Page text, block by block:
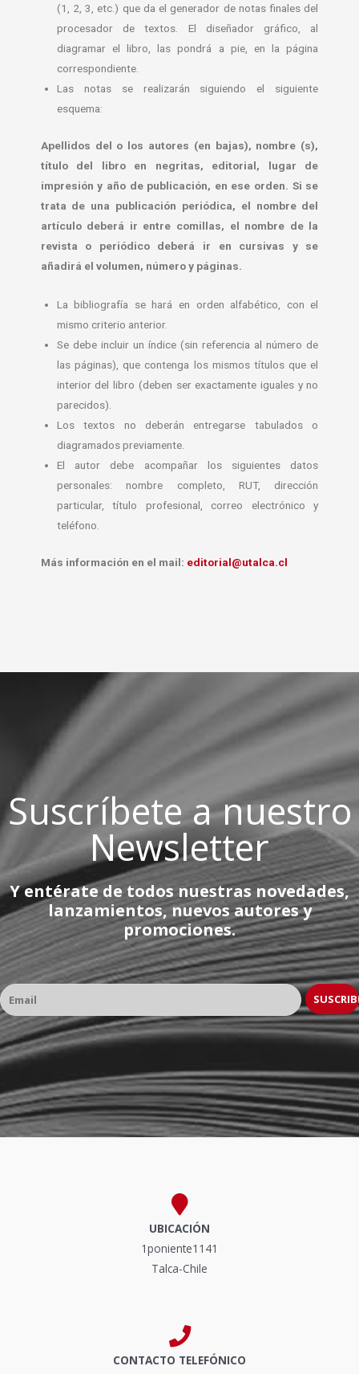
(1, 2, 3, etc.) que da el generador de notas finales del
procesador de textos. El diseñador gráfico, al
diagramar el libro, las pondrá a pie, en la página
correspondiente.
Las notas se realizarán siguiendo el siguiente
esquema:
Apellidos del o los autores (en bajas), nombre (s),
título del libro en negritas, editorial, lugar de
impresión y año de publicación, en ese orden. Si se
trata de una publicación periódica, el nombre del
artículo deberá ir entre comillas, el nombre de la
revista o periódico deberá ir en cursivas y se
añadirá el volumen, número y páginas.
La bibliografía se hará en orden alfabético, con el
mismo criterio anterior.
Se debe incluir un índice (sin referencia al número de
las páginas), que contenga los mismos títulos que el
interior del libro (deben ser exactamente iguales y no
parecidos).
Los textos no deberán entregarse tabulados o
diagramados previamente.
El autor debe acompañar los siguientes datos
personales: nombre completo, RUT, dirección
particular, título profesional, correo electrónico y
teléfono.
Más información en el mail: editorial@utalca.cl
Suscríbete a nuestro
Newsletter
Y entérate de todos nuestras novedades,
lanzamientos, nuevos autores y
promociones.
UBICACIÓN
1poniente1141
Talca-Chile
CONTACTO TELEFÓNICO